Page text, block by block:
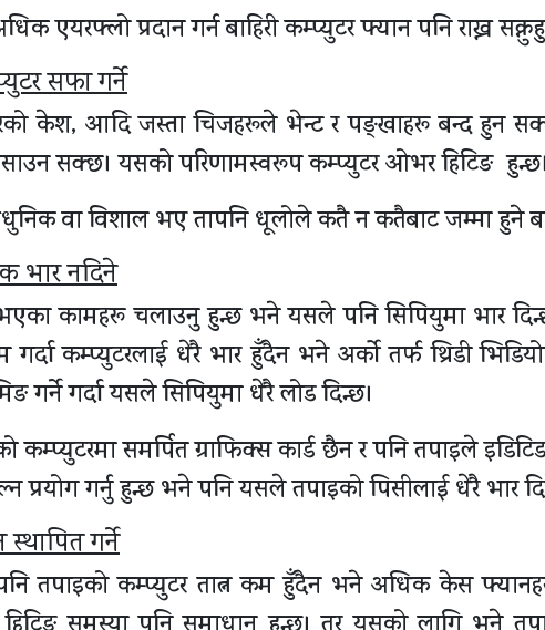
एयरफ्लो प्रदान गर्न बाहिरी कम्प्युटर फ्यान पनि राख्न
सफा गर्ने
केश, आदि जस्ता चिजहरूले भेन्ट र पङ्खाहरू बन्द हुन
सक्छ। यसको परिणामस्वरूप कम्प्युटर ओभर हिटिङ हुन्छ।
वा विशाल भए तापनि धूलोले कतै न कतैबाट जम्मा हुने
भार नदिने
कामहरू चलाउनु हुन्छ भने यसले पनि सिपियुमा भार
कम्प्युटरलाई धेरै भार हुँदैन भने अर्को तर्फ थ्रिडी
गर्ने गर्दा यसले सिपियुमा धेरै लोड दिन्छ।
समर्पित ग्राफिक्स कार्ड छैन र पनि तपाइले इडिटिङ,
प्रयोग गर्नु हुन्छ भने पनि यसले तपाइको पिसीलाई धेरै भार
गर्ने
तपाइको कम्प्युटर तात्न कम हुँदैन भने अधिक केस फ्यानहरू